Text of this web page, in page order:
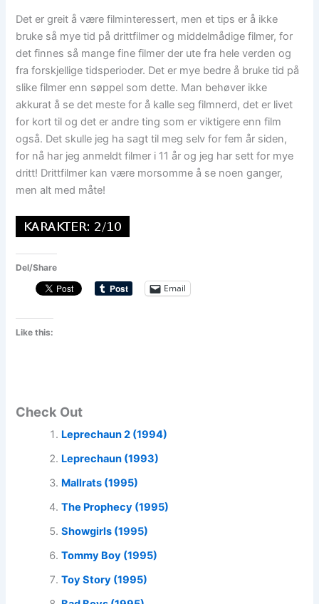
Det er greit å være filminteressert, men et tips er å ikke
bruke så mye tid på drittfilmer og middelmådige filmer, for
det finnes så mange fine filmer der ute fra hele verden og
fra forskjellige tidsperioder. Det er mye bedre å bruke tid på
slike filmer enn søppel som dette. Man behøver ikke
akkurat å se det meste for å kalle seg filmnerd, det er livet
for kort til og det er andre ting som er viktigere enn film
også. Det skulle jeg ha sagt til meg selv for fem år siden,
for nå har jeg anmeldt filmer i 11 år og jeg har sett for mye
dritt! Drittfilmer kan være morsomme å se noen ganger,
men alt med måte!
Del/Share
Email
Like this:
Check Out
Leprechaun 2 (1994)
Leprechaun (1993)
Mallrats (1995)
The Prophecy (1995)
Showgirls (1995)
Tommy Boy (1995)
Toy Story (1995)